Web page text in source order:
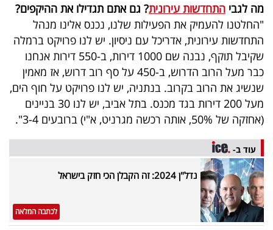
מה לגבי התחדשות עירונית? גם אתם תגדילו את ההיקפים?
"החלטנו להעמיק את הפעילות שלנו, נכנס אלינו מנהל
התחדשות עירונית, אדריכל עם ניסיון. יש לנו פרויקט ברמלה
שקיבל תוקף, נבנה שם 1000 דירות, ב-550 דירות אנחנו
כבר מעל הרוב הדרוש, ב-450 על סף רוב דרוש, אז מאמין
שנשיג את הרוב בקרוב. בנתניה, יש לנו פרויקט על חוף הים,
מעל 200 דירות בגד מכנס. בתל אביב, יש לנו 30 בניינים
(אחזקה של 50%, אותה רכשה מגרניט, א"י) ברובעים 3-4".
עוד ב-
נדל"ן 2024: זה הקבלן הכי חזק בישראל
לכתבה המלאה